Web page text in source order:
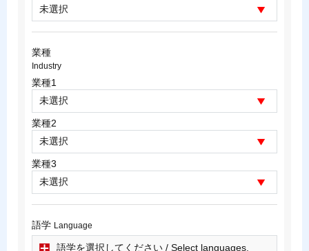
業種
Industry
業種1
業種2
業種3
語学 Language
語学を選択してください / Select languages.